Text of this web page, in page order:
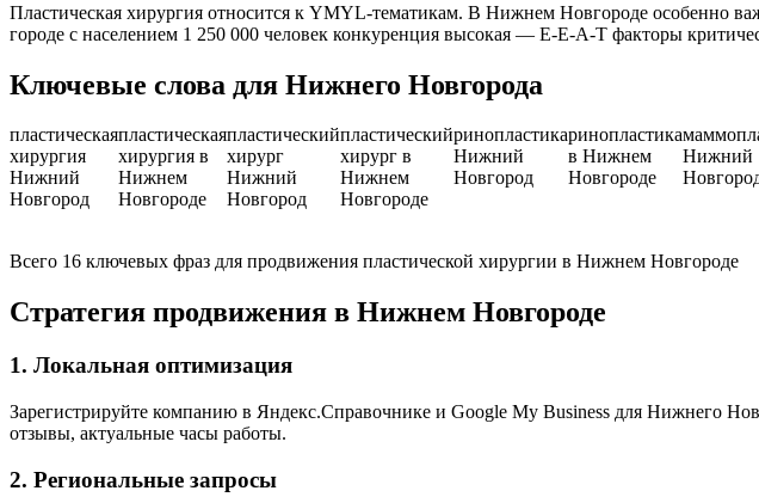
Пластическая хирургия относится к YMYL-тематикам. В Нижнем Новгороде особенно
городе с населением 1 250 000 человек конкуренция высокая — E-E-A-T факторы
Ключевые слова для Нижнего Новгорода
пластическая
хирургия
Нижний
Новгород
пластическая
хирургия в
Нижнем
Новгороде
пластический
хирург
Нижний
Новгород
пластический
хирург в
Нижнем
Новгороде
ринопластика
Нижний
Новгород
ринопластика
в Нижнем
Новгороде
Нижний
Всего 16 ключевых фраз для продвижения пластической хирургии в Нижнем Новгороде
Стратегия продвижения в Нижнем Новгороде
1. Локальная оптимизация
Зарегистрируйте компанию в Яндекс.Справочнике и Google My Business для Нижнего
отзывы, актуальные часы работы.
2. Региональные запросы